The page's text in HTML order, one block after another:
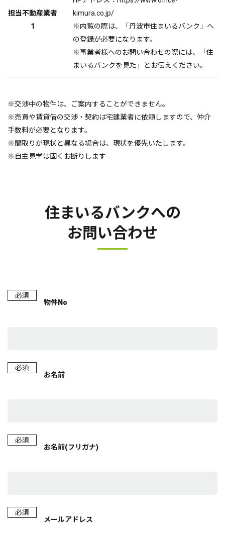
担当不動産業者
1
kimura.co.jp/
※内覧の際は、「丹波市住まいるバンク」へ
の登録が必要になります。
※事業者様へのお問い合わせの際には、「住
まいるバンクを見た」とお伝えください。
※交渉中の物件は、ご案内することができません。
※売買や賃貸借の交渉・契約は宅建業者に依頼しますので、仲介
手数料が必要となります。
※間取りが現状と異なる場合は、現状を優先いたします。
※自主見学は固くお断りします
住まいるバンクへの
お問い合わせ
必須
物件No
必須
お名前
必須
お名前(フリガナ)
必須
メールアドレス